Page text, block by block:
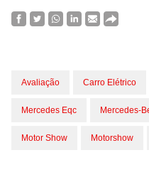
Avaliação Carro Elétrico
Mercedes Eqc Mercedes-
Motor Show Motorshow